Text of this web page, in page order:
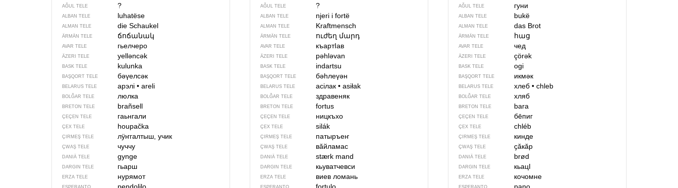
AĞUL TELE ?
ALBAN TELE luhatëse
ALMAN TELE die Schaukel
ÄRMÄN TELE ճոճանակ
AVAR TELE гьелчеро
ÄZERI TELE yelləncək
BASK TELE kulunka
BAŞQORT TELE бәүелсәк
BELARUS TELE арэлі •areli
BOLĞAR TELE люлка
BRETON TELE brañsell
ÇEÇEN TELE гаьнгали
ÇEX TELE houpačka
ÇIRMEŞ TELE лӱҥгалтыш, учик
ÇWAŞ TELE чуччу
DANIÄ TELE gynge
DARGIN TELE гьарш
ERZA TELE нурямот
ESPERANTO
AĞUL TELE ?
ALBAN TELE njeri i fortë
ALMAN TELE Kraftmensch
ÄRMÄN TELE ուժեղ մարդ
AVAR TELE къартIав
ÄZERI TELE pəhləvan
BASK TELE indartsu
BAŞQORT TELE бәһлеүән
BELARUS TELE асілак • asiłak
BOLĞAR TELE здравеняк
BRETON TELE fortus
ÇEÇEN TELE ницкъхо
ÇEX TELE silák
ÇIRMEŞ TELE патыръеҥ
ÇWAŞ TELE вӑйламас
DANIÄ TELE stærk mand
DARGIN TELE кьуватчевси
ERZA TELE виев ломань
ESPERANTO
AĞUL TELE гуни
ALBAN TELE bukë
ALMAN TELE das Brot
ÄRMÄN TELE հաց
AVAR TELE чед
ÄZERI TELE çörək
BASK TELE ogi
BAŞQORT TELE икмәк
BELARUS TELE хлеб• chleb
BOLĞAR TELE хляб
BRETON TELE bara
ÇEÇEN TELE бе̄пиг
ÇEX TELE chléb
ÇIRMEŞ TELE кинде
ÇWAŞ TELE ҫӑкӑр
DANIÄ TELE brød
DARGIN TELE кьацӀ
ERZA TELE кочомне
ESPERANTO